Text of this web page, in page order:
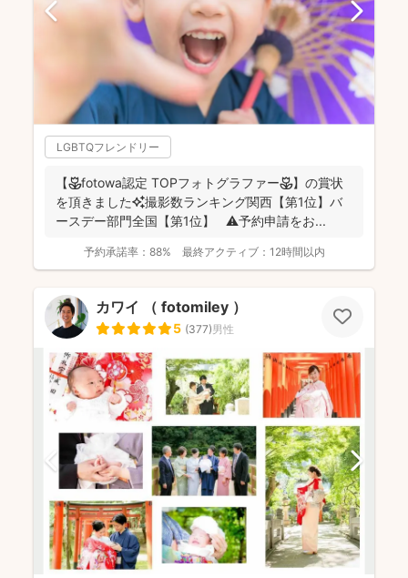
LGBTQフレンドリー
【🌷fotowa認定 TOPフォトグラファー🌷】の賞状
を頂きました✨撮影数ランキング関西【第1位】バ
ースデー部門全国【第1位】 ⚠️予約申請をお...
予約承諾率： 88% 最終アクティブ： 12時間以内
カワイ （ fotomiley ）
5 (377)男性